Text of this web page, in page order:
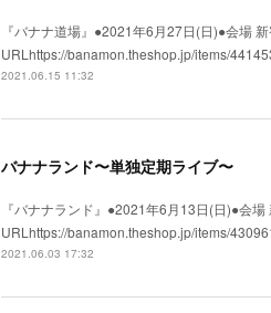
『バナナ道場』●2021年6月27日(日)●会場
URLhttps://banamon.theshop.jp/items/
2021.06.15 11:32
バナナランド〜単独定期ライブ〜
『バナナランド』●2021年6月13日(日)●会
URLhttps://banamon.theshop.jp/items/
2021.06.03 17:32